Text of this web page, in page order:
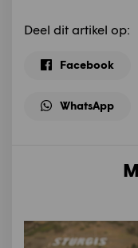
Deel dit artikel op:
Facebook
WhatsApp